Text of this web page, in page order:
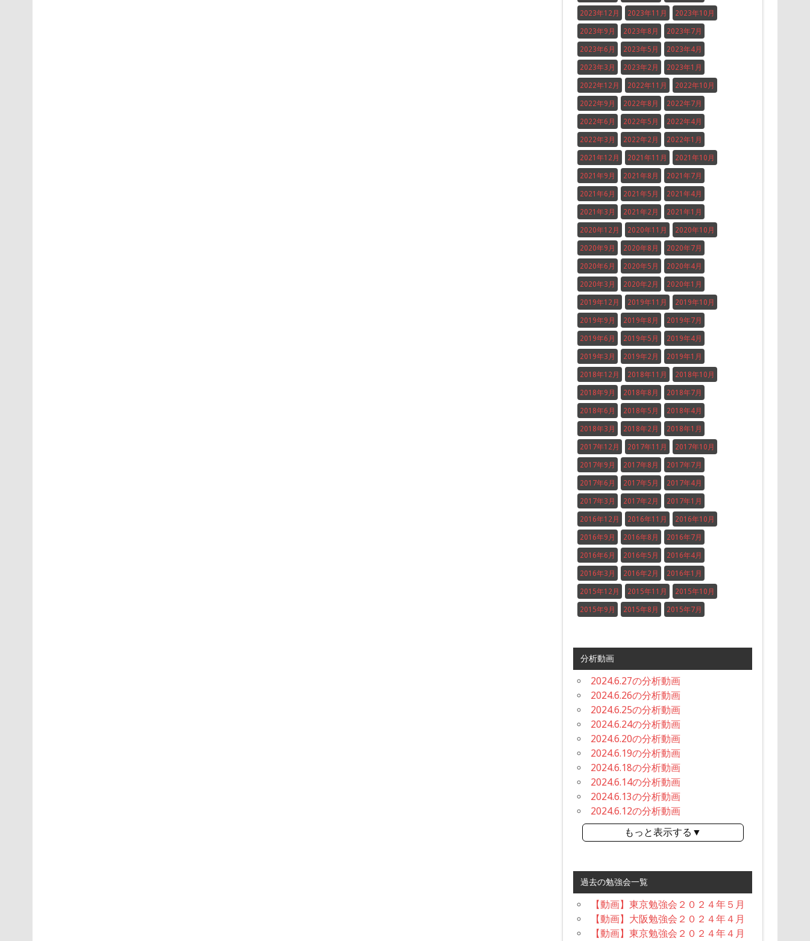
2023年12月 2023年11月 2023年10月
2023年9月 2023年8月 2023年7月
2023年6月 2023年5月 2023年4月
2023年3月 2023年2月 2023年1月
2022年12月 2022年11月 2022年10月
2022年9月 2022年8月 2022年7月
2022年6月 2022年5月 2022年4月
2022年3月 2022年2月 2022年1月
2021年12月 2021年11月 2021年10月
2021年9月 2021年8月 2021年7月
2021年6月 2021年5月 2021年4月
2021年3月 2021年2月 2021年1月
2020年12月 2020年11月 2020年10月
2020年9月 2020年8月 2020年7月
2020年6月 2020年5月 2020年4月
2020年3月 2020年2月 2020年1月
2019年12月 2019年11月 2019年10月
2019年9月 2019年8月 2019年7月
2019年6月 2019年5月 2019年4月
2019年3月 2019年2月 2019年1月
2018年12月 2018年11月 2018年10月
2018年9月 2018年8月 2018年7月
2018年6月 2018年5月 2018年4月
2018年3月 2018年2月 2018年1月
2017年12月 2017年11月 2017年10月
2017年9月 2017年8月 2017年7月
2017年6月 2017年5月 2017年4月
2017年3月 2017年2月 2017年1月
2016年12月 2016年11月 2016年10月
2016年9月 2016年8月 2016年7月
2016年6月 2016年5月 2016年4月
2016年3月 2016年2月 2016年1月
2015年12月 2015年11月 2015年10月
2015年9月 2015年8月 2015年7月
分析動画
2024.6.27の分析動画
2024.6.26の分析動画
2024.6.25の分析動画
2024.6.24の分析動画
2024.6.20の分析動画
2024.6.19の分析動画
2024.6.18の分析動画
2024.6.14の分析動画
2024.6.13の分析動画
2024.6.12の分析動画
もっと表示する▼
過去の勉強会一覧
【動画】東京勉強会２０２４年５月
【動画】大阪勉強会２０２４年４月
【動画】東京勉強会２０２４年４月